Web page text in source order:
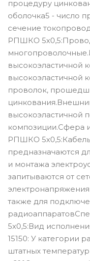
процедуру
оболочка5 - число
сечение
РПШКО
высокоэластичной
высокоэластичной
проволок,
высокоэластичной
композиции.Сфера
РПШКО
предназначаются
и монтажа
запитываются от
электронапряжения
также для
5х0,5:Вид
15150: У категории
штатных